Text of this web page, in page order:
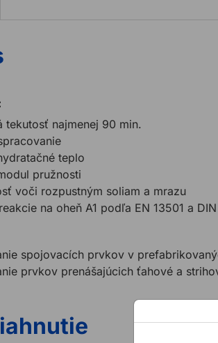
tekutosť najmenej 90 min.
teplo
pružnosti
voči rozpustným soliam a mrazu
na oheň A1 podľa EN 13501 a
spojovacích prvkov v
prvkov prenášajúcich ťahové a